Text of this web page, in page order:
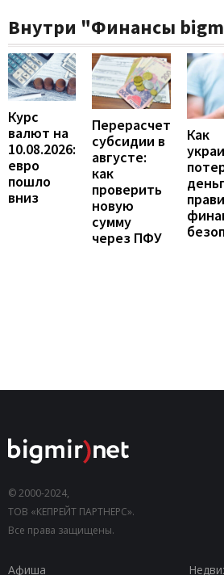
Внутри "Финансы
Курс
валют на
10.08.2026:
евро
пошло
вниз
Перерасчет
субсидии в
августе:
как
проверить
новую
сумму
через ПФУ
Как
© 2000-2024,
ТОВ «КЕПРЕЙТ ПАРТНЕРС».
Все права защищены.
Афиша